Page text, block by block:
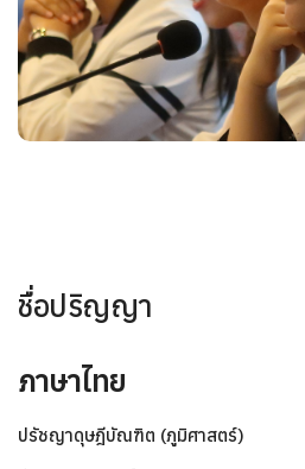
ชื่อปริญญา
ภาษาไทย
ปรัชญาดุษฎีบัณฑิต (ภูมิศาสตร์)